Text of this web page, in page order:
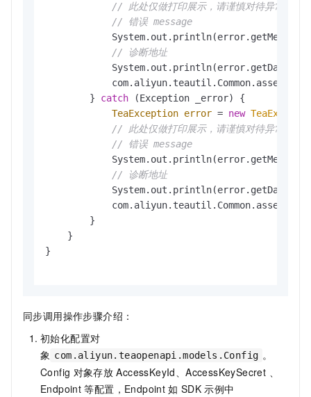
// 此处仅做打印展示，请谨慎对待异常处理
// 错误 message
// 诊断地址
        }
catch (Exception _error) {
TeaException error = new
// 此处仅做打印展示，请谨慎对待异常处理
// 错误 message
// 诊断地址
        }
    }
}
同步调用操作步骤介绍：
初始化配置对
象 com.aliyun.teaopenapi.models.Config 。
Config 对象存放 AccessKeyId、AccessKeySecret 、
Endpoint 等配置，Endpoint 如 SDK 示例中